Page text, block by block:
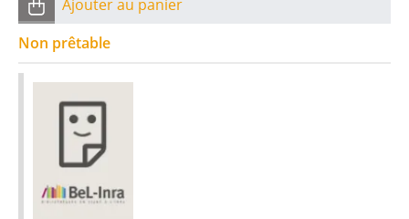
Ajouter au panier
Non prêtable